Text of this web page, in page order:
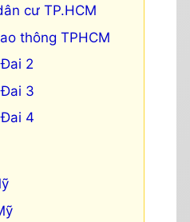
cư TP.HCM
thông TPHCM
2
3
4